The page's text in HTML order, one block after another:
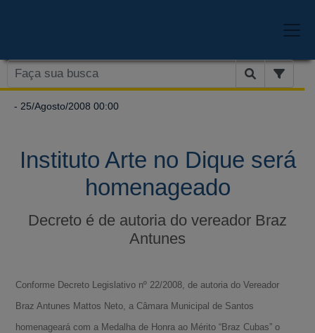
- 25/Agosto/2008 00:00
Instituto Arte no Dique será
homenageado
Decreto é de autoria do vereador Braz
Antunes
Conforme Decreto Legislativo nº 22/2008, de autoria do Vereador
Braz Antunes Mattos Neto, a Câmara Municipal de Santos
homenageará com a Medalha de Honra ao Mérito “Braz Cubas” o